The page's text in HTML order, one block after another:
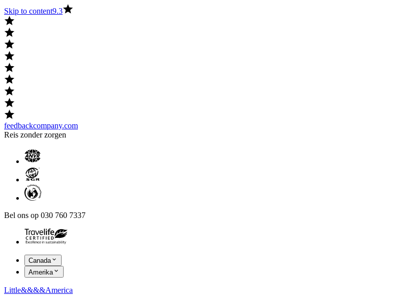
Skip to content9.3
feedbackcompany.com
Reis zonder zorgen
Bel ons op 030 760 7337
Canada
Amerika
Little&&&&America